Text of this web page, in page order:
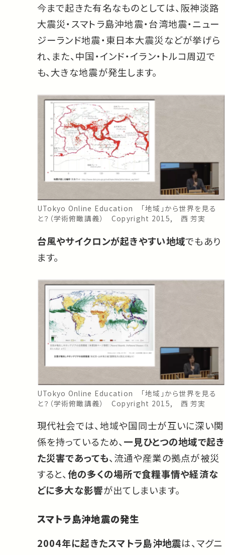
今まで起きた有名なものとしては、阪神淡路
大震災・スマトラ島沖地震・台湾地震・ニュー
ジーランド地震・東日本大震災などが挙げら
れ、また、中国・インド・イラン・トルコ周辺で
も、大きな地震が発生します。
UTokyo Online Education 「地域」から世界を見る
と？（学術俯瞰講義） Copyright 2015, 西 芳実
台風やサイクロンが起きやすい地域でもあり
ます。
UTokyo Online Education 「地域」から世界を見る
と？（学術俯瞰講義） Copyright 2015, 西 芳実
現代社会では、地域や国同士が互いに深い関
係を持っているため、 一見ひとつの地域で起き
た災害であっても、流通や産業の拠点が被災
すると、 他の多くの場所で食糧事情や経済な
どに多大な影響が出てしまいます。
スマトラ島沖地震の発生
2004年に起きたスマトラ島沖地震は、マグニ